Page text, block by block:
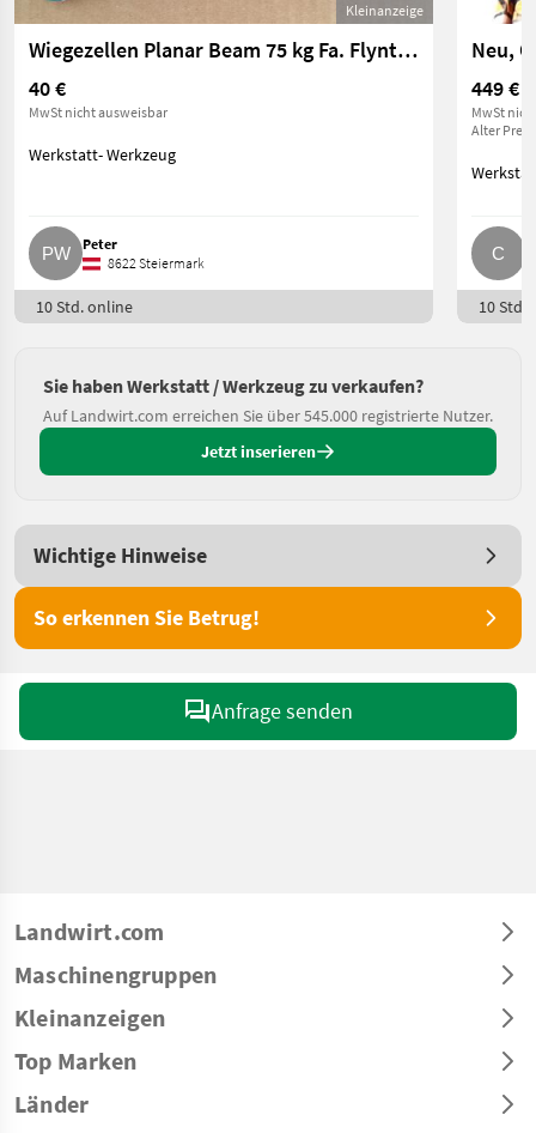
Kleinanzeige
Wiegezellen Planar Beam 75 kg Fa. Flyntec Typ PB 75
40 €
MwSt nicht ausweisbar
Werkstatt- Werkzeug
Peter
8622 Steiermark
10 Std. online
449 €
MwSt
Alter Preis
10 Std.
Sie haben Werkstatt / Werkzeug zu verkaufen?
Auf Landwirt.com erreichen Sie über 545.000 registrierte Nutzer.
Jetzt inserieren
Wichtige Hinweise
So erkennen Sie Betrug!
Anfrage senden
Landwirt.com
Maschinengruppen
Kleinanzeigen
Top Marken
Länder